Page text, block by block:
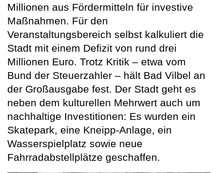
Millionen aus Fördermitteln für investive
Maßnahmen. Für den
Veranstaltungsbereich selbst kalkuliert die
Stadt mit einem Defizit von rund drei
Millionen Euro. Trotz Kritik – etwa vom
Bund der Steuerzahler – hält Bad Vilbel an
der Großausgabe fest. Der Stadt geht es
neben dem kulturellen Mehrwert auch um
nachhaltige Investitionen: Es wurden ein
Skatepark, eine Kneipp-Anlage, ein
Wasserspielplatz sowie neue
Fahrradabstellplätze geschaffen.